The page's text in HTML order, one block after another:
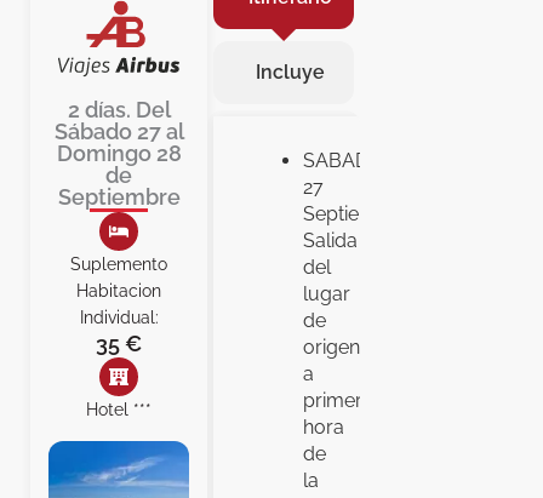
2 días. Del
Sábado 27 al
Domingo 28
de
Septiembre
Suplemento
Habitacion
Individual:
35 €
Hotel ***
Incluye
SABADO,
27
Septiembre…
Salida
del
lugar
de
origen
a
primera
hora
de
la